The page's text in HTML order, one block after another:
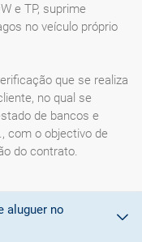
e TP, suprime
no veículo próprio
que se realiza
no qual se
de bancos e
com o objectivo de
do contrato.
aluguer no